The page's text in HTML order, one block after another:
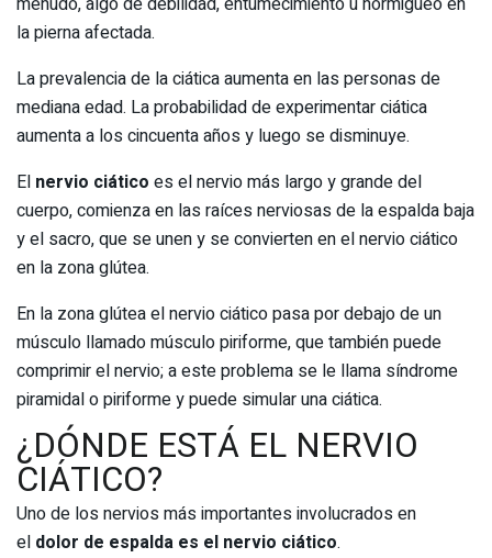
la pierna afectada.
La prevalencia de la ciática aumenta en las personas de
mediana edad. La probabilidad de experimentar ciática
aumenta a los cincuenta años y luego se disminuye.
El nervio ciático es el nervio más largo y grande del
cuerpo, comienza en las raíces nerviosas de la espalda baja
y el sacro, que se unen y se convierten en el nervio ciático
en la zona glútea.
En la zona glútea el nervio ciático pasa por debajo de un
músculo llamado músculo piriforme, que también puede
comprimir el nervio; a este problema se le llama síndrome
piramidal o piriforme y puede simular una ciática.
¿DÓNDE ESTÁ EL NERVIO
CIÁTICO?
Uno de los nervios más importantes involucrados en
el dolor de espalda es el nervio ciático.